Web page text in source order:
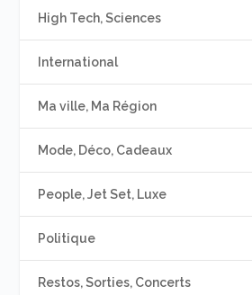
High Tech, Sciences
International
Ma ville, Ma Région
Mode, Déco, Cadeaux
People, Jet Set, Luxe
Politique
Restos, Sorties, Concerts